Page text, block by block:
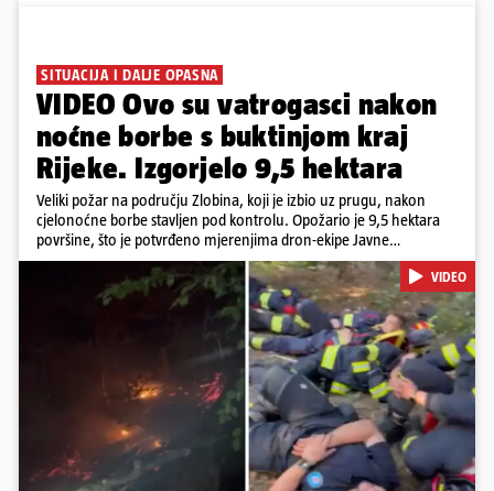
SITUACIJA I DALJE OPASNA
VIDEO Ovo su vatrogasci nakon
noćne borbe s buktinjom kraj
Rijeke. Izgorjelo 9,5 hektara
Veliki požar na području Zlobina, koji je izbio uz prugu, nakon
cjelonoćne borbe stavljen pod kontrolu. Opožario je 9,5 hektara
površine, što je potvrđeno mjerenjima dron-ekipe Javne
vatrogasne postrojbe grada Rijeke. Vatru je gasilo 55 ljudi sa 17
vozila te više DVD-ova i JVP Rijeka. Situacija je i dalje ozbiljna zbog
jakog vjetra koji povećava opasnost od razbuktavanja. Zato ostaju i
Pokretanje videa...
VIDEO